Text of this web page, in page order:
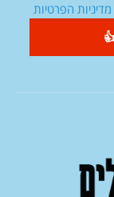
מדיניות הפרטיות